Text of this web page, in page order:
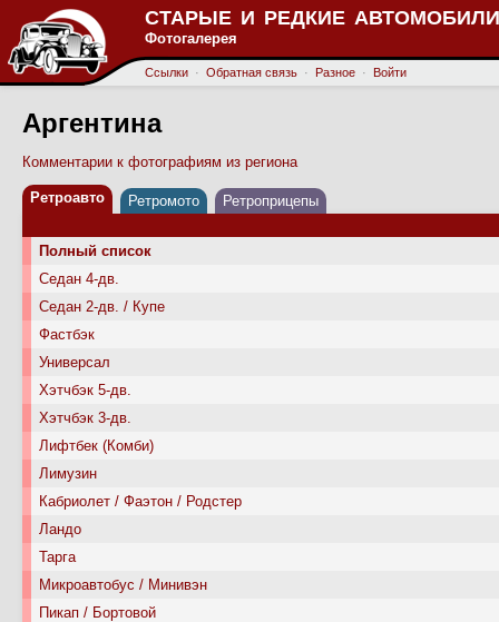
СТАРЫЕ И РЕДКИЕ
Фотогалерея
Ссылки · Обратная связь · Разное · Войти
Аргентина
Комментарии к фотографиям из региона
Ретроавто Ретромото Ретроприцепы
Полный список
Седан 4-дв.
Седан 2-дв. / Купе
Фастбэк
Универсал
Хэтчбэк 5-дв.
Хэтчбэк 3-дв.
Лифтбек (Комби)
Лимузин
Кабриолет / Фаэтон / Родстер
Ландо
Тарга
Микроавтобус / Минивэн
Пикап / Бортовой